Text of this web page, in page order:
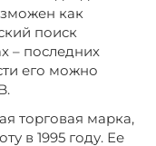
как
поиск
– последних
его можно
торговая марка,
в 1995 году. Ее